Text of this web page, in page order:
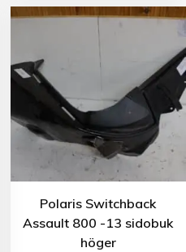
Polaris Switchback
Assault 800 -13 sidobuk
höger